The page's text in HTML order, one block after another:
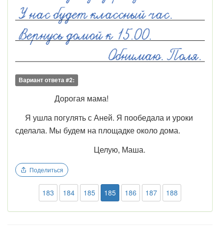
Вариант ответа #2:
Дорогая мама!
Я ушла погулять с Аней. Я пообедала и уроки
сделала. Мы будем на площадке около дома.
Целую, Маша.
Поделиться
183 184 185 185 186 187 188